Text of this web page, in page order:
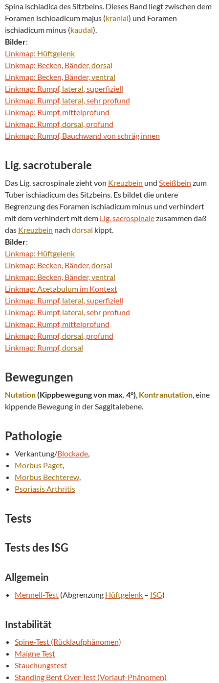
Spina ischiadica des Sitzbeins. Dieses Band liegt zwischen dem
Foramen ischioadicum majus (kranial) und Foramen
ischiadicum minus (kaudal).
Bilder:
Linkmap: Hüftgelenk
Linkmap: Becken, Bänder, dorsal
Linkmap: Becken, Bänder, ventral
Linkmap: Rumpf, lateral , superfiziell
Linkmap: Rumpf, lateral , sehr profund
Linkmap: Rumpf, mittelprofund
Linkmap: Rumpf, dorsal , profund
Linkmap: Rumpf, Bauchwand von schräg innen
Lig. sacrotuberale
Das Lig. sacrospinale zieht von Kreuzbein und Steißbein zum
Tuber ischiadicum des Sitzbeins. Es bildet die untere
Begrenzung des Foramen ischiadicum minus und verhindert
mit dem verhindert mit dem Lig. sacrospinalezusammen daß
das Kreuzbein nach dorsal kippt.
Bilder:
Linkmap: Hüftgelenk
Linkmap: Becken, Bänder, dorsal
Linkmap: Becken, Bänder, ventral
Linkmap: Acetabulum im Kontext
Linkmap: Rumpf, lateral , superfiziell
Linkmap: Rumpf, lateral , sehr profund
Linkmap: Rumpf, mittelprofund
Linkmap: Rumpf, dorsal , profund
Linkmap: Rumpf, dorsal
Bewegungen
Nutation(Kippbewegung von max. 4°) Kontranutation , eine
kippende Bewegung in der Saggitalebene.
Pathologie
Verkantung/Blockade
Morbus Paget
Morbus Bechterew
Psoriasis Arthritis
Tests
Tests des ISG
Allgemein
Mennell-Test (Abgrenzung Hüftgelenk – ISG)
Instabilität
Spine-Test (Rücklaufphänomen)
Maigne Test
Stauchungstest
Standing Bent Over Test (Vorlauf-Phänomen)